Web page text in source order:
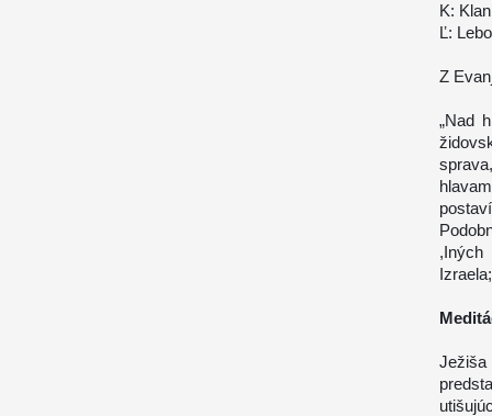
K:
Ľ:
Z
„Nad
Ježiša